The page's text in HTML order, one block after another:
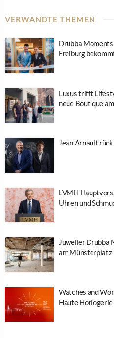
VERWANDTE THEMEN
Drubba
Freiburg
Luxus trifft
neue Boutique
Jean Arnault
LVMH
Uhren und
Juwelier Drubba
am Münsterplatz
Watches and
Haute Horlogerie